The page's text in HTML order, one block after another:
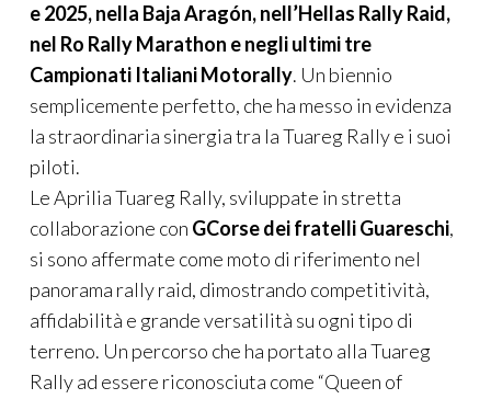
e 2025, nella Baja Aragón, nell’Hellas Rally Raid,
nel Ro Rally Marathon e negli ultimi tre
Campionati Italiani Motorally. Un biennio
semplicemente perfetto, che ha messo in evidenza
la straordinaria sinergia tra la Tuareg Rally e i suoi
piloti.
Le Aprilia Tuareg Rally, sviluppate in stretta
collaborazione con GCorse dei fratelli Guareschi,
si sono affermate come moto di riferimento nel
panorama rally raid, dimostrando competitività,
affidabilità e grande versatilità su ogni tipo di
terreno. Un percorso che ha portato alla Tuareg
Rally ad essere riconosciuta come “Queen of